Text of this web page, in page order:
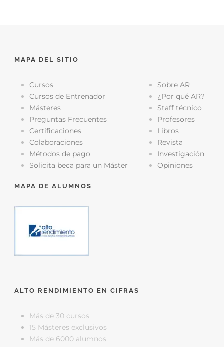
MAPA DEL SITIO
Cursos
Cursos de Entrenador
Másteres
Preguntas Frecuentes
Certificaciones
Colaboraciones
Métodos de pago
Solicita beca para un Máster
Sobre AR
¿Por qué AR?
Staff técnico
Profesores
Libros
Revista
Investigación
Opiniones
MAPA DE ALUMNOS
ALTO RENDIMIENTO EN CIFRAS
Más de 30 cursos
15 Másteres exclusivos
Más de 6000 alumnos